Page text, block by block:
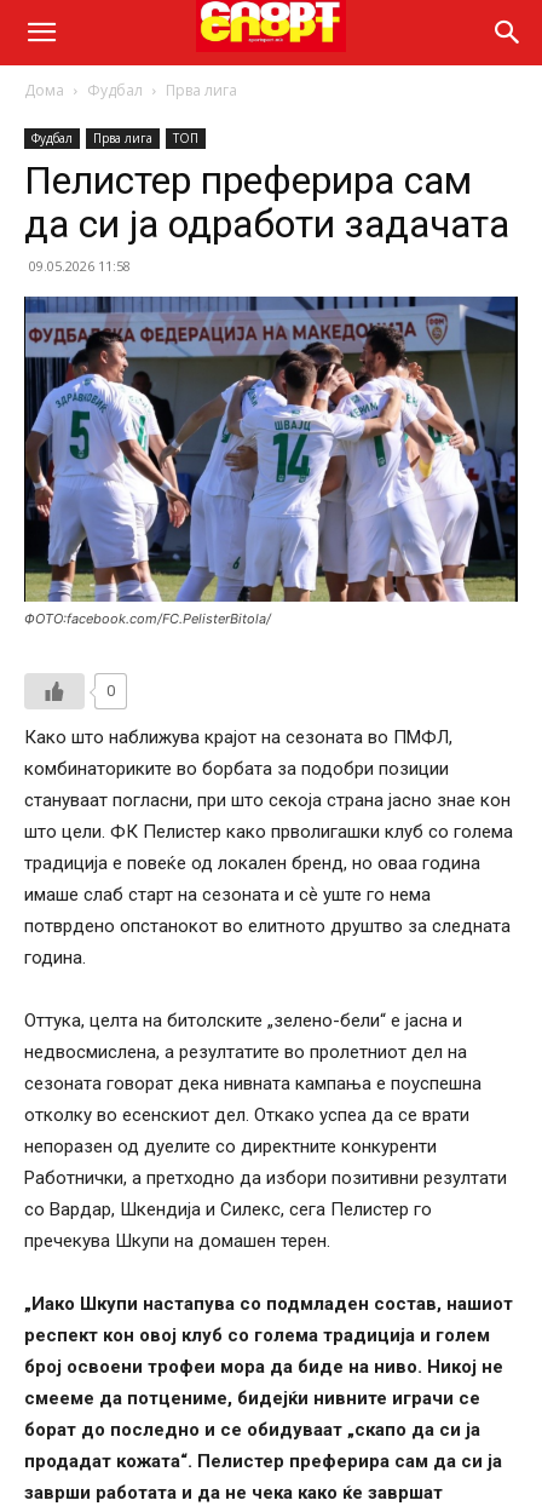
Дома Фудбал Прва лига
Фудбал Прва лига ТОП
Пелистер преферира сам
да си ја одработи задачата
09.05.2026 11:58
ФОТО:facebook.com/FC.PelisterBitola/
0
Како што наближува крајот на сезоната во ПМФЛ,
комбинаториките во борбата за подобри позиции
стануваат погласни, при што секоја страна јасно знае кон
што цели. ФК Пелистер како прволигашки клуб со голема
традиција е повеќе од локален бренд, но оваа година
имаше слаб старт на сезоната и сѐ уште го нема
потврдено опстанокот во елитното друштво за следната
година.
Оттука, целта на битолските „зелено-бели“ е јасна и
недвосмислена, а резултатите во пролетниот дел на
сезоната говорат дека нивната кампања е поуспешна
отколку во есенскиот дел. Откако успеа да се врати
непоразен од дуелите со директните конкуренти
Работнички, а претходно да избори позитивни резултати
со Вардар, Шкендија и Силекс, сега Пелистер го
пречекува Шкупи на домашен терен.
„Иако Шкупи настапува со подмладен состав, нашиот
респект кон овој клуб со голема традиција и голем
број освоени трофеи мора да биде на ниво. Никој не
смееме да потцениме, бидејќи нивните играчи се
борат до последно и се обидуваат „скапо да си ја
продадат кожата“. Пелистер преферира сам да си ја
заврши работата и да не чека како ќе завршат